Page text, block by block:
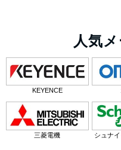
人気
KEYENCE
三菱電機
シュナ